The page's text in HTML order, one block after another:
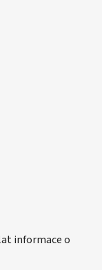
informace o